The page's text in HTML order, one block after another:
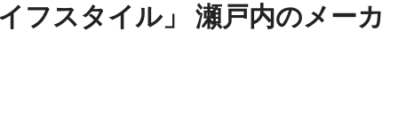
フスタイル」 瀬戸内のメーカ